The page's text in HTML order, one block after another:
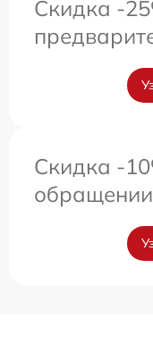
Скидка -
Скидка -
обращении